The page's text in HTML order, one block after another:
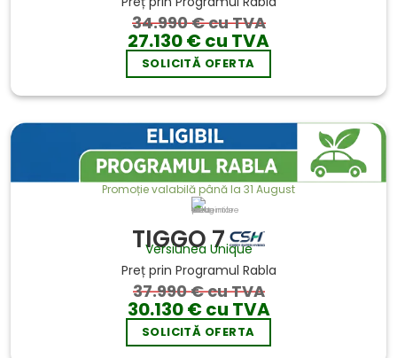
34.990 € cu TVA
27.130 € cu TVA
SOLICITĂ OFERTA
Promoție valabilă până la 31 August
Imaginile sunt cu titlu de prezentare
TIGGO 7
Versiunea Unique
Preț prin Programul Rabla
37.990 € cu TVA
30.130 € cu TVA
SOLICITĂ OFERTA